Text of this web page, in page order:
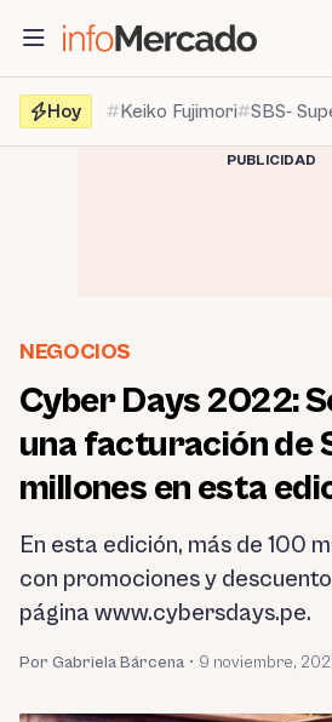
contenido
Hoy
Keiko Fujimori SBS-
PUBLICIDAD
NEGOCIOS
Cyber Days 2022:
una facturación de
millones en esta
En esta edición, más de 100
con promociones y
página www.cybersdays.pe.
Por Gabriela Bárcena • 9 noviembre,